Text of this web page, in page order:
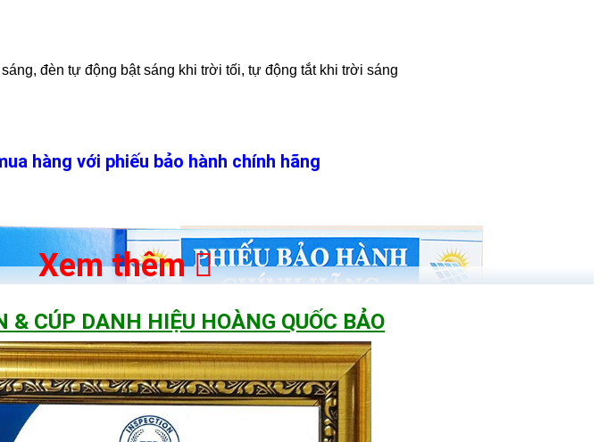
đèn tự động bật sáng khi trời tối, tự động tắt khi trời sáng
hàng với phiếu bảo hành chính hãng
Xem thêm
& CÚP DANH HIỆU HOÀNG QUỐC BẢO